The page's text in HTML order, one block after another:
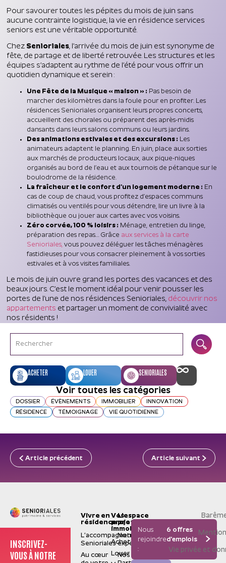
Pour savourer toutes les pépites du mois de juin sans
aucune contrainte logistique, la vie en résidence services
seniors est une véritable opportunité.
Chez Senioriales, l’arrivée du mois de juin est synonyme de
fête, de partage et de liberté retrouvée. Les structures et les
équipes s’adaptent au rythme de l’été pour vous offrir un
quotidien dynamique et serein :
Une Fête de la Musique « maison » : Pas besoin de
marcher des kilomètres dans la foule pour en profiter. Les
résidences Senioriales organisent leurs propres concerts,
accueillent des chorales ou préparent des après-midis
dansants dans leurs salons communs ou leurs jardins.
Des animations estivales et des excursions : Les
animateurs adaptent le planning. En juin, place aux sorties
aux marchés de producteurs locaux, aux pique-niques
organisés au bord de l’eau et aux tournois de pétanque sur le
boulodrome de la résidence.
La fraîcheur et le confort d’un logement moderne : En
cas de coup de chaud, vous profitez d’espaces communs
climatisés ou ventilés pour vous détendre, lire un livre à la
bibliothèque ou jouer aux cartes avec vos voisins.
Zéro corvée, 100 % loisirs : Ménage, entretien du linge,
préparation des repas… Grâce aux services à la carte
Senioriales, vous pouvez déléguer les tâches ménagères
fastidieuses pour vous consacrer pleinement à vos sorties
estivales et à vos visites familiales.
Le mois de juin ouvre grand les portes des vacances et des
beaux jours. C’est le moment idéal pour venir pousser les
portes de l’une de nos résidences Senioriales, découvrir nos
appartements et partager un moment de convivialité avec
nos résidents !
ACHETER LOUER SENIORIALES
Voir toutes les catégories
DOSSIER ÉVÈNEMENTS IMMOBILIER
INNOVATION
RÉSIDENCE
TÉMOIGNAGE VIE QUOTIDIENNE
Article précédent Article suivant
INSCRIVEZ-
VOUS À NOTRE
Vivre en
résidence
L’accompagnement
Senioriales
Au cœur
Vos
projets
immobiliers
Acheter
Louer
L'espace
pro
Notre
expertise
Nos
Nous
rejoindre
:
6 offres
d'emplois
Vie privée et